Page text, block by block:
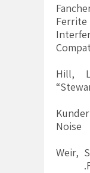
Hill,
Noise
Weir,